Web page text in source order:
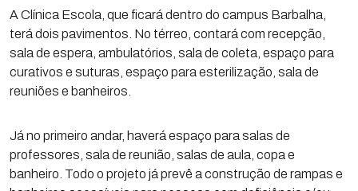
A Clínica Escola, que ficará dentro do campus Barbalha,
terá dois pavimentos. No térreo, contará com recepção,
sala de espera, ambulatórios, sala de coleta, espaço para
curativos e suturas, espaço para esterilização, sala de
reuniões e banheiros.
Já no primeiro andar, haverá espaço para salas de
professores, sala de reunião, salas de aula, copa e
banheiro. Todo o projeto já prevê a construção de rampas e